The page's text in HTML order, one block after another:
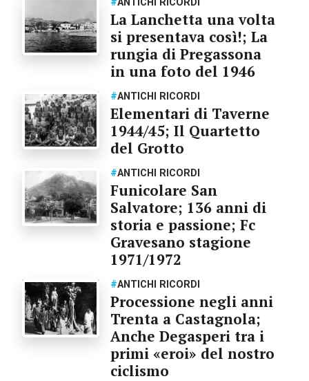
#ANTICHI RICORDI
La Lanchetta una volta
si presentava così!; La
rungia di Pregassona
in una foto del 1946
#ANTICHI RICORDI
Elementari di Taverne
1944/45; Il Quartetto
del Grotto
#ANTICHI RICORDI
Funicolare San
Salvatore; 136 anni di
storia e passione; Fc
Gravesano stagione
1971/1972
#ANTICHI RICORDI
Processione negli anni
Trenta a Castagnola;
Anche Degasperi tra i
primi «eroi» del nostro
ciclismo